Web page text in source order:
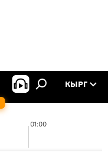
КЫРГ
01:00